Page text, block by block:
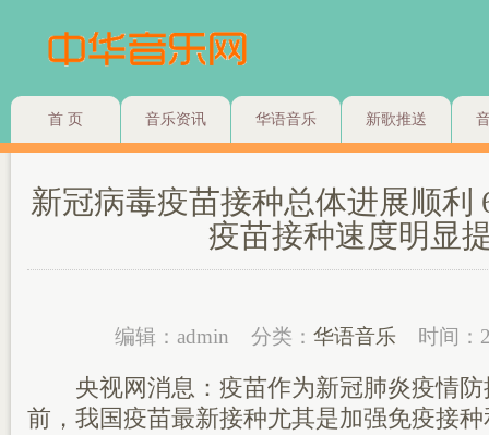
首 页 音乐资讯 华语音乐 新歌推送
新冠病毒疫苗接种总体进展顺利
疫苗接种速度明显
编辑：admin 分类： 华语音乐 时间：
央视网消息：疫苗作为新冠肺炎疫情防
前，我国疫苗最新接种尤其是加强免疫接